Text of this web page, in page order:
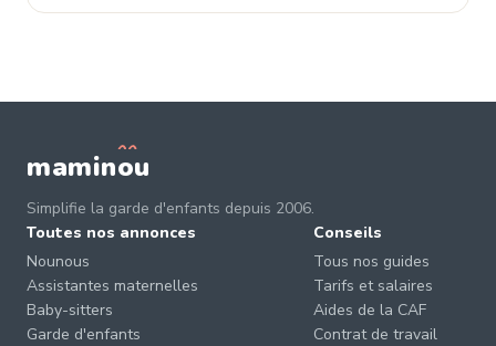
maminou
Simplifie la garde d'enfants depuis 2006.
Toutes nos annonces
Nounous
Assistantes maternelles
Baby-sitters
Garde d'enfants
Conseils
Tous nos guides
Tarifs et salaires
Aides de la CAF
Contrat de travail